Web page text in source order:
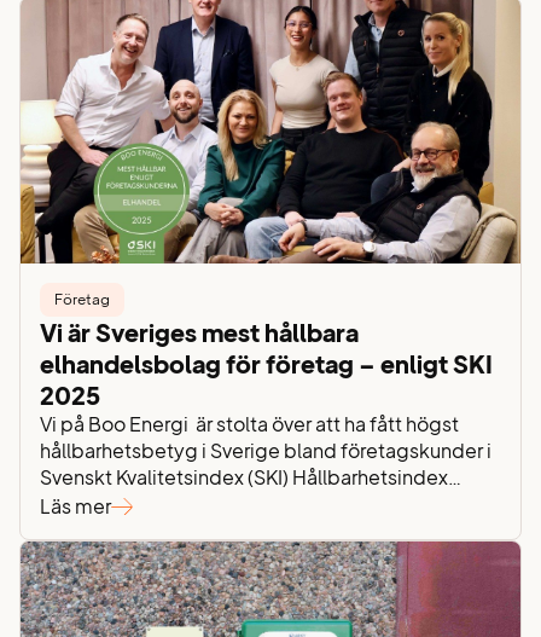
Resultatet? En halverad elkostnad och en tydlig
plan för att installera både solceller och ett batteri i
nästa steg. Sammanfattning Värmdö Musteri &
Värmdö…
Företag
Vi är Sveriges mest hållbara
elhandelsbolag för företag – enligt SKI
2025
Vi på Boo Energi är stolta över att ha fått högst
hållbarhetsbetyg i Sverige bland företagskunder i
Svenskt Kvalitetsindex (SKI) Hållbarhetsindex
2025. Med ett resultat på 74,6 toppar vi hela
branschens genomsnitt på 63,3. Det här är ett
bevis på att vårt arbete med hållbarhet verkligen
uppskattas av de företag…
Läs mer